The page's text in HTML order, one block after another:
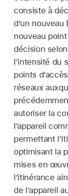
consiste à
d’un
nouveau point
décision
l’intensité du
points
réseaux
autoriser la
l’appareil
permettant
optimisant la
mises en
l’itinérance
de l’appareil